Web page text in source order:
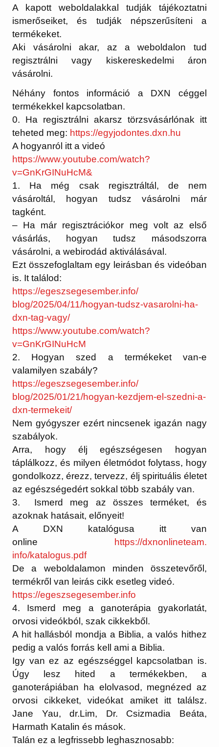
A kapott weboldalakkal tudják tájékoztatni
ismerőseiket, és tudják népszerűsíteni a
termékeket.
Aki vásárolni akar, az a weboldalon tud
regisztrálni vagy kiskereskedelmi áron
vásárolni.
Néhány fontos információ a DXN céggel
termékekkel kapcsolatban.
0. Ha regisztrálni akarsz törzsvásárlónak itt
teheted meg: https://egyjodontes.dxn.hu
A hogyanról itt a videó
https://www.youtube.com/watch?
v=GnKrGINuHcM&
1. Ha még csak regisztráltál, de nem
vásároltál, hogyan tudsz vásárolni már
tagként.
– Ha már regisztrációkor meg volt az első
vásárlás, hogyan tudsz másodszorra
vásárolni, a webirodád aktiválásával.
Ezt összefoglaltam egy leirásban és videóban
is. It találod:
https://egeszsegesember.info/
blog/2025/04/11/hogyan-tudsz-vasarolni-ha-
dxn-tag-vagy/
https://www.youtube.com/watch?
v=GnKrGINuHcM
2. Hogyan szed a termékeket van-e
valamilyen szabály?
https://egeszsegesember.info/
blog/2025/01/21/hogyan-kezdjem-el-szedni-a-
dxn-termekeit/
Nem gyógyszer ezért nincsenek igazán nagy
szabályok.
Arra, hogy élj egészségesen hogyan
táplálkozz, és milyen életmódot folytass, hogy
gondolkozz, érezz, tervezz, élj spirituális életet
az egészségedért sokkal több szabály van.
3. Ismerd meg az összes terméket, és
azoknak hatásait, előnyeit!
A DXN katalógusa itt van
online
https://dxnonlineteam.
info/katalogus.pdf
De a weboldalamon minden összetevőről,
termékről van leirás cikk esetleg videó.
https://egeszsegesember.info
4. Ismerd meg a ganoterápia gyakorlatát,
orvosi videókból, szak cikkekből.
A hit hallásból mondja a Biblia, a valós hithez
pedig a valós forrás kell ami a Biblia.
Igy van ez az egészséggel kapcsolatban is.
Úgy lesz hited a termékekben, a
ganoterápiában ha elolvasod, megnézed az
orvosi cikkeket, videókat amiket itt találsz.
Jane Yau, dr.Lim, Dr. Csizmadia Beáta,
Harmath Katalin és mások.
Talán ez a legfrissebb leghasznosabb: